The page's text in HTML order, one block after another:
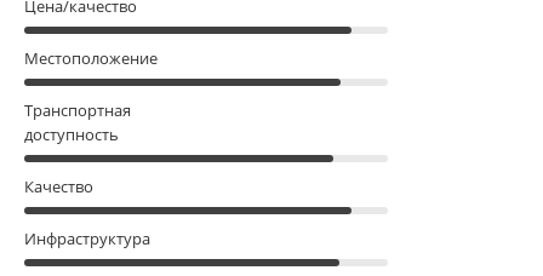
Цена/качество
Местоположение
Транспортная
доступность
Качество
Инфраструктура